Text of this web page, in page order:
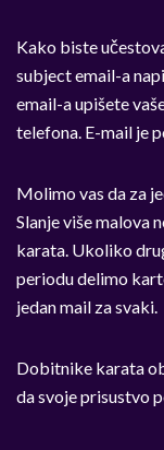
Kako biste
subject email-a
email-a upišete
telefona. E-mail je
Molimo vas da za
Slanje više malova
karata. Ukoliko
periodu delimo
jedan mail za svaki.
Dobitnike karata
da svoje prisustvo